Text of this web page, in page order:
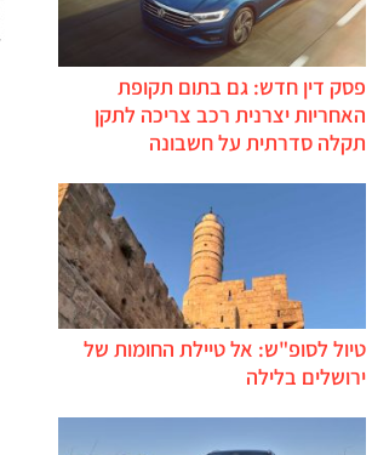
פסק דין חדש: גם בתום תקופת
האחריות יצרנית רכב צריכה לתקן
תקלה סדרתית על חשבונה
טיול לסופ"ש: אל טיילת החומות של
ירושלים בלילה